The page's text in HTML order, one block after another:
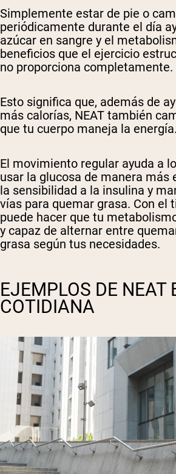
Simplemente estar de pie o
periódicamente durante el día
azúcar en sangre y el
beneficios que el ejercicio
no proporciona completamente.
Esto significa que, además de
más calorías, NEAT también
que tu cuerpo maneja la energía.
El movimiento regular ayuda a
usar la glucosa de manera más
la sensibilidad a la insulina y
vías para quemar grasa. Con el
puede hacer que tu
y capaz de alternar entre
grasa según tus necesidades.
EJEMPLOS DE NEAT
COTIDIANA